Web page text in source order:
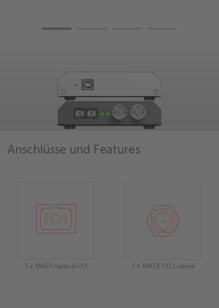
Anschlüsse und Features
1 x MADI optical I/O 1 x MADI I/O coaxial